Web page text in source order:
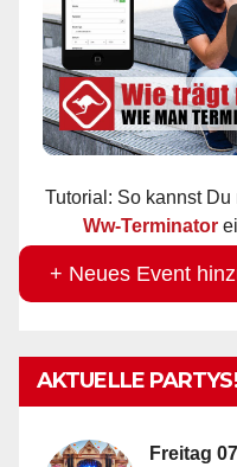
Tutorial: So kannst Du
Ww-Terminator
+ Neues Event
AKTUELLE PARTYS!
Freitag